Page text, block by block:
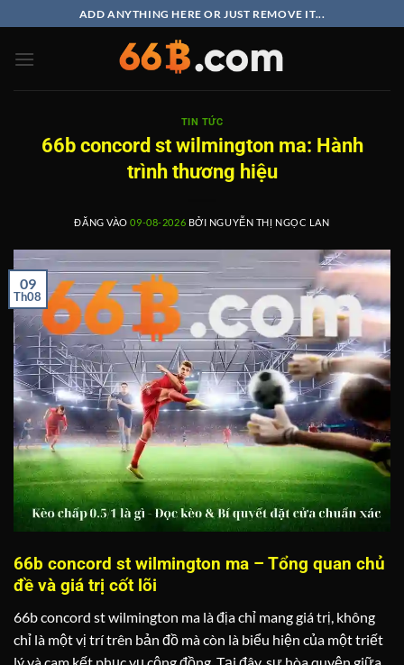
qua
nội
ADD ANYTHING HERE OR JUST REMOVE IT...
TIN TỨC
66b concord st wilmington ma: Hành
trình thương hiệu
ĐĂNG VÀO09-08-2026 BỞI NGUYỄN THỊ NGỌC LAN
09
Th08
66b concord st wilmington ma – Tổng quan chủ
đề và giá trị cốt lõi
66b concord st wilmington ma là địa chỉ mang giá trị, không
chỉ là một vị trí trên bản đồ mà còn là biểu hiện của một triết
lý và cam kết phục vụ cộng đồng. Tại đây, sự hòa quyện giữa